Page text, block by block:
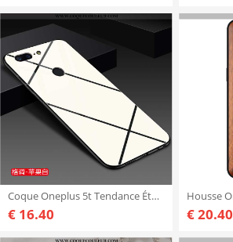
Coque Oneplus 5t Tendance Étui Personnalité, Housse Oneplus 5t Mode Blanche
€ 16.40 € 20.40